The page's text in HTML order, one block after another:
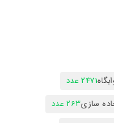
2471 عدد
سازی263 عدد